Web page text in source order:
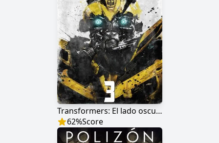
Transformers: El lado oscuro de la Luna
62%Score